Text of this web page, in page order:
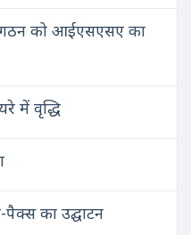
को आईएसएसए का
में वृद्धि
का उद्घाटन